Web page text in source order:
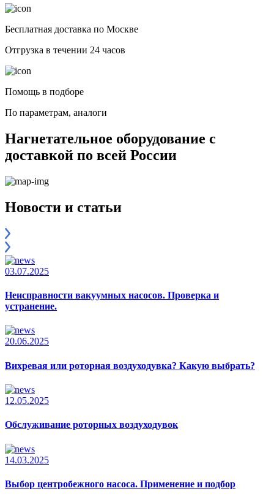
Бесплатная доставка по Москве
Отгрузка в течении 24 часов
Помощь в подборе
По параметрам, аналоги
Нагнетательное оборудование с
доставкой по всей России
Новости и статьи
03.07.2025
Неисправности вакуумных насосов. Проверка и
устранение.
20.06.2025
Вихревая или роторная воздуходувка? Какую выбрать?
12.05.2025
Обслуживание роторных воздуходувок
14.03.2025
Выбор центробежного насоса. Применение и подбор